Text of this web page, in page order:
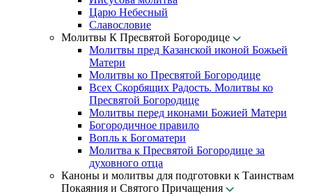
Царю Небесный
Славословие
Молитвы К Пресвятой Богородице
Молитвы пред Казанской иконой Божьей
Матери
Молитвы ко Пресвятой Богородице
Всех Скорбящих Радость. Молитвы ко
Пресвятой Богородице
Молитвы перед иконами Божией Матери
Богородичное правило
Вопль к Богоматери
Молитва к Пресвятой Богородице за
духовного отца
Каноны и молитвы для подготовки к Таинствам
Покаяния и Святого Причащения